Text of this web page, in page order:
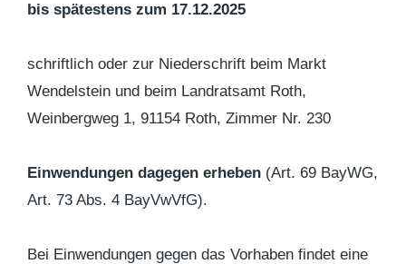
bis spätestens zum 17.12.2025
schriftlich oder zur Niederschrift beim Markt
Wendelstein und beim Landratsamt Roth,
Weinbergweg 1, 91154 Roth, Zimmer Nr. 230
Einwendungen dagegen erheben (Art. 69 BayWG,
Art. 73 Abs. 4 BayVwVfG).
Bei Einwendungen gegen das Vorhaben findet eine